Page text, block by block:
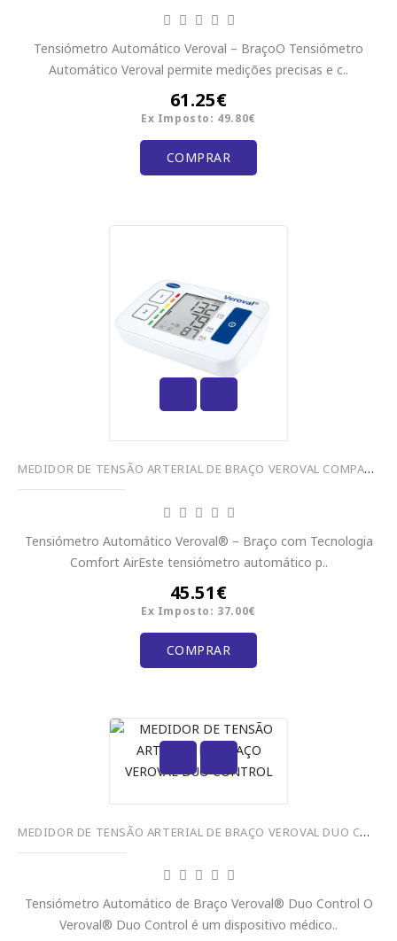
Tensiómetro Automático Veroval – BraçoO Tensiómetro
Automático Veroval permite medições precisas e c..
61.25€
Ex Imposto: 49.80€
COMPRAR
MEDIDOR DE TENSÃO ARTERIAL DE BRAÇO VEROVAL COMPACT
Tensiómetro Automático Veroval® – Braço com Tecnologia
Comfort AirEste tensiómetro automático p..
45.51€
Ex Imposto: 37.00€
COMPRAR
MEDIDOR DE TENSÃO ARTERIAL DE BRAÇO VEROVAL DUO CONTROL
Tensiómetro Automático de Braço Veroval® Duo Control O
Veroval® Duo Control é um dispositivo médico..